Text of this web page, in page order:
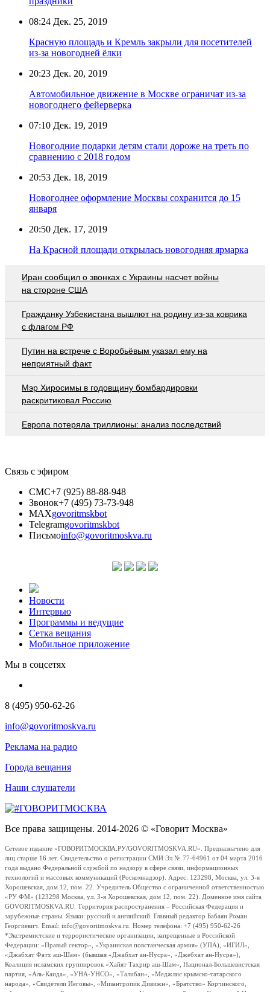
08:24 Дек. 25, 2019
Красную площадь и Кремль закрыли для посетителей
из-за новогодней ёлки
20:23 Дек. 20, 2019
Автомобильное движение в Москве ограничат из-за
новогоднего фейерверка
07:10 Дек. 19, 2019
Новогодние подарки детям стали дороже на треть по
сравнению с 2018 годом
20:53 Дек. 18, 2019
Новогоднее оформление Москвы сохранится до 15
января
20:50 Дек. 17, 2019
На Красной площади открылась новогодняя ярмарка
Иран сообщил о звонках с Украины насчет войны
на стороне США
Гражданку Узбекистана вышлют на родину из-за коврика
с флагом РФ
Путин на встрече с Воробьёвым указал ему на
неприятный факт
Мэр Хиросимы в годовщину бомбардировки
раскритиковал Россию
Европа потеряла триллионы: анализ последствий
Связь с эфиром
СМС+7 (925) 88-88-948
Звонок+7 (495) 73-73-948
MAXgovoritmskbot
Telegramgovoritmskbot
Письмоinfo@govoritmoskva.ru
Новости
Интервью
Программы и ведущие
Сетка вещания
Мобильное приложение
Мы в соцсетях
8 (495) 950-62-26
info@govoritmoskva.ru
Реклама на радио
Города вещания
Наши слушатели
Все права защищены. 2014-2026 © «Говорит Москва»
Сетевое издание «ГОВОРИТМОСКВА.РУ/GOVORITMOSKVA.RU». Предназначено для
лиц старше 16 лет. Свидетельство о регистрации СМИ Эл № 77-64961 от 04 марта 2016
года выдано Федеральной службой по надзору в сфере связи, информационных
технологий и массовых коммуникаций (Роскомнадзор). Адрес: 123298, Москва, ул. 3-я
Хорошевская, дом 12, пом. 22. Учредитель Общество с ограниченной ответственностью
«РУ ФМ» (123298 Москва, ул. 3-я Хорошевская, дом 12, пом. 22). Доменное имя сайта
GOVORITMOSKVA.RU. Территория распространения – Российская Федерация и
зарубежные страны. Языки: русский и английский. Главный редактор Бабаян Роман
Георгиевич. Email: info@govoritmoskva.ru. Номер телефона: +7 (495) 950-62-26
*Экстремистские и террористические организации, запрещенные в Российской
Федерации: «Правый сектор», «Украинская повстанческая армия» (УПА), «ИГИЛ»,
«Джабхат Фатх аш-Шам» (бывшая «Джабхат ан-Нусра», «Джебхат ан-Нусра»),
Коалиция исламских группировок «Хайят Тахрир аш-Шам», Национал-Большевистская
партия, «Аль-Каида», «УНА-УНСО», «Талибан», «Меджлис крымско-татарского
народа», «Свидетели Иеговы», «Мизантропик Дивижн», «Братство» Корчинского,